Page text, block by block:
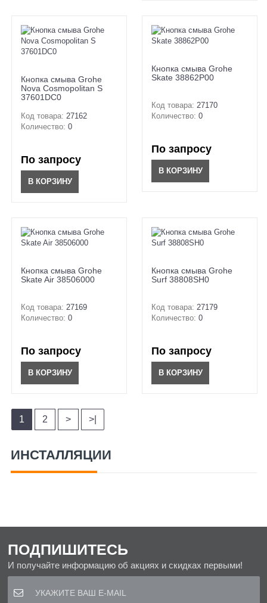
Кнопка смыва Grohe
Nova Cosmopolitan S
37601DC0
Код товара: 27162
Количество: 0
По запросу
В КОРЗИНУ
Кнопка смыва Grohe
Skate 38862P00
Код товара: 27170
Количество: 0
По запросу
В КОРЗИНУ
Кнопка смыва Grohe
Skate Air 38506000
Код товара: 27169
Количество: 0
По запросу
В КОРЗИНУ
Кнопка смыва Grohe
Surf 38808SH0
Код товара: 27179
Количество: 0
По запросу
В КОРЗИНУ
1 2 > >|
ИНСТАЛЛЯЦИИ
ПОДПИШИТЕСЬ
И получайте информацию об акциях и скидках первыми!